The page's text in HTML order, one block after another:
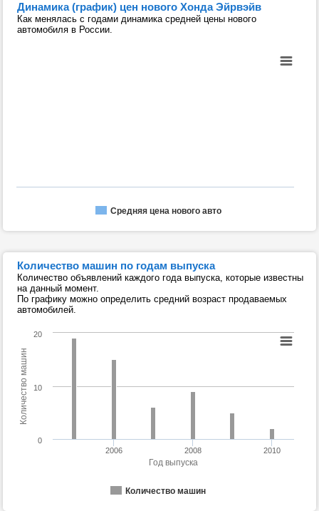
Динамика (график) цен нового Хонда Эйрвэйв
Как менялась с годами динамика средней цены нового
автомобиля в России.
Средняя цена нового авто
Количество машин по годам выпуска
Количество объявлений каждого года выпуска, которые известны
на данный момент.
По графику можно определить средний возраст продаваемых
автомобилей.
Год выпуска
Количество машин
Количество машин
2006 2008 2010
0
10
20